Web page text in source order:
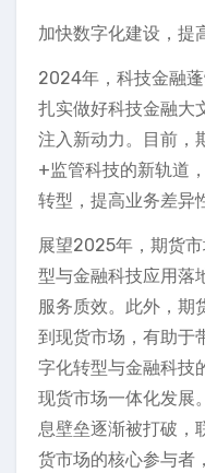
加快数字化建设，提
2024年，科技金融
扎实做好科技金融大
注入新动力。目前，
+监管科技的新轨道
转型，提高业务差异
展望2025年，期货
型与金融科技应用落
服务质效。此外，期
到现货市场，有助于
字化转型与金融科技
现货市场一体化发展
息壁垒逐渐被打破，
货市场的核心参与者